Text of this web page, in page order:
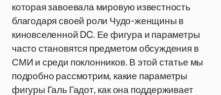
которая завоевала мировую известность
благодаря своей роли Чудо-женщины в
киновселенной DC. Ее фигура и параметры
часто становятся предметом обсуждения в
СМИ и среди поклонников. В этой статье мы
подробно рассмотрим, какие параметры
фигуры Галь Гадот, как она поддерживает